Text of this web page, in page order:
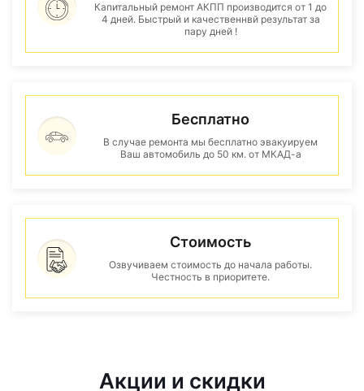
Капитальный ремонт АКПП производится от 1 до
4 дней. Быстрый и качественнвй результат за
пару дней !
Бесплатно
В случае ремонта мы бесплатно эвакуируем
Ваш автомобиль до 50 км. от МКАД-а
Стоимость
Озвучиваем стоимость до начала работы.
Честность в приоритете.
Акции и скидки